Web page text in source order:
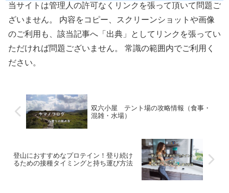
当サイトは管理人の許可なくリンクを張って頂いて問題ご
ざいません。 内容をコピー、スクリーンショットや画像
のご利用も、該当記事へ「出典」としてリンクを張ってい
ただければ問題ございません。 常識の範囲内でご利用く
ださい。
双六小屋 テント場の攻略情報（食事・
混雑・水場）
登山におすすめなプロテイン！登り続け
るための接種タイミングと持ち運び方法